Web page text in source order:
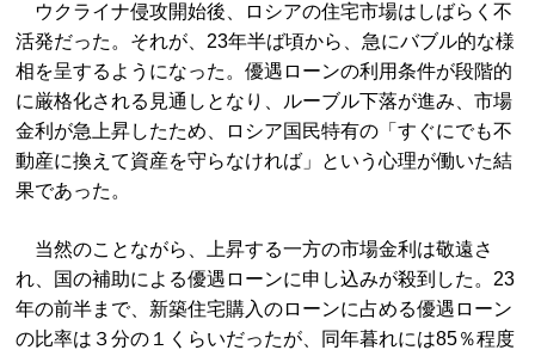
ウクライナ侵攻開始後、ロシアの住宅市場はしばらく不
活発だった。それが、23年半ば頃から、急にバブル的な様
相を呈するようになった。優遇ローンの利用条件が段階的
に厳格化される見通しとなり、ルーブル下落が進み、市場
金利が急上昇したため、ロシア国民特有の「すぐにでも不
動産に換えて資産を守らなければ」という心理が働いた結
果であった。
当然のことながら、上昇する一方の市場金利は敬遠さ
れ、国の補助による優遇ローンに申し込みが殺到した。23
年の前半まで、新築住宅購入のローンに占める優遇ローン
の比率は３分の１くらいだったが、同年暮れには85％程度